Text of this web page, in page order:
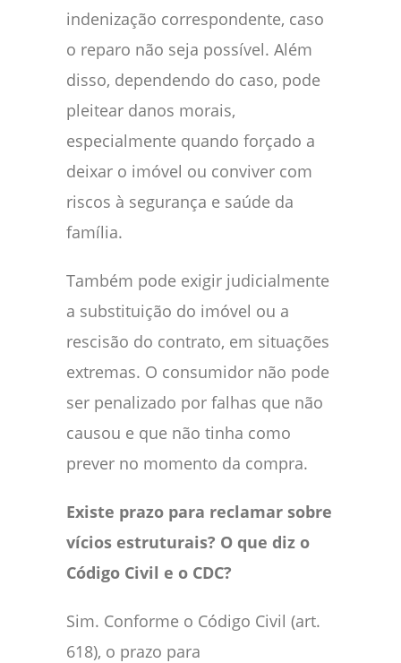
indenização correspondente, caso
o reparo não seja possível. Além
disso, dependendo do caso, pode
pleitear danos morais,
especialmente quando forçado a
deixar o imóvel ou conviver com
riscos à segurança e saúde da
família.
Também pode exigir judicialmente
a substituição do imóvel ou a
rescisão do contrato, em situações
extremas. O consumidor não pode
ser penalizado por falhas que não
causou e que não tinha como
prever no momento da compra.
Existe prazo para reclamar sobre
vícios estruturais? O que diz o
Código Civil e o CDC?
Sim. Conforme o Código Civil (art.
618), o prazo para